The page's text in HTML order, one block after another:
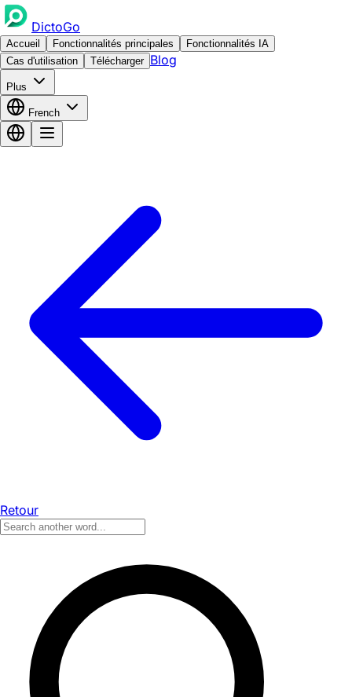
DictoGo
Accueil Fonctionnalités principales
Fonctionnalités IA
Cas d'utilisation
Télécharger Blog
Plus
French
Retour